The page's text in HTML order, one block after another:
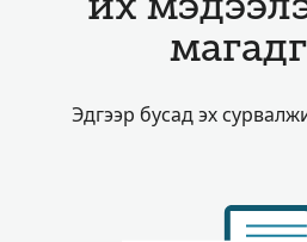
их
Эдгээр бусад эх